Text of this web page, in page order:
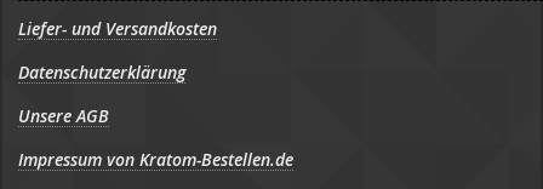
Liefer- und Versandkosten
Datenschutzerklärung
Unsere AGB
Impressum von Kratom-Bestellen.de